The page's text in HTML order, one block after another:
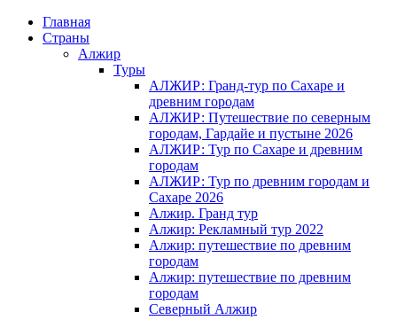
Главная
Страны
Алжир
Туры
АЛЖИР: Гранд-тур по Сахаре и
древним городам
АЛЖИР: Путешествие по северным
городам, Гардайе и пустыне 2026
АЛЖИР: Тур по Сахаре и древним
городам
АЛЖИР: Тур по древним городам и
Сахаре 2026
Алжир. Гранд тур
Алжир: Рекламный тур 2022
Алжир: путешествие по древним
городам
Алжир: путешествие по древним
городам
Северный Алжир